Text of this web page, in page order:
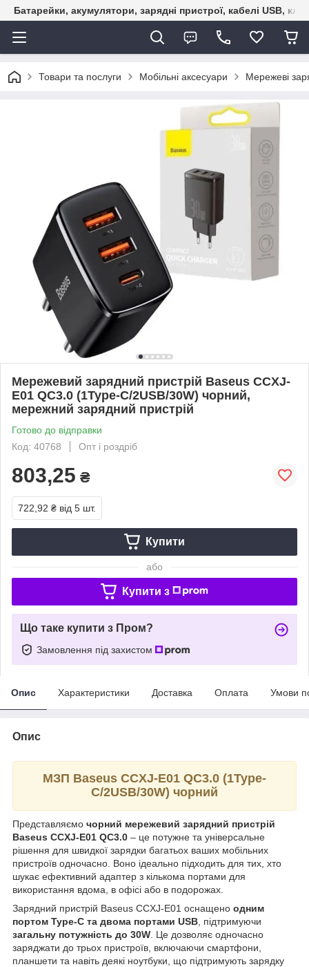
Батарейки, акумулятори, зарядні пристрої, кабелі USB,
Товари та послуги Мобільні аксесуари Мережеві
Мережевий зарядний пристрій Baseus CCXJ-
E01 QC3.0 (1Type-C/2USB/30W) чорний,
мережний зарядний пристрій
Готово до відправки
Код: 40768
Опт і роздріб
803,25 ₴
722,92 ₴ від 5 шт.
Купити
або
Купити з
Що таке купити з Пром?
Замовлення під захистом
Опис Характеристики Доставка Оплата Умови
Опис
МЗП Baseus CCXJ-E01 QC3.0 (1Type-
C/2USB/30W) чорний
Представляємо чорний мережевий зарядний пристрій
Baseus CCXJ-E01 QC3.0 – це потужне та універсальне
рішення для швидкої зарядки багатьох ваших мобільних
пристроїв одночасно. Воно ідеально підходить для тих, хто
шукає ефективний адаптер з кількома портами для
використання вдома, в офісі або в подорожах.
Зарядний пристрій Baseus CCXJ-E01 оснащено одним
портом Type-C та двома портами USB , підтримуючи
загальну потужність до 30W . Це дозволяє одночасно
заряджати до трьох пристроїв, включаючи смартфони,
планшети та навіть деякі ноутбуки, що підтримують зарядку